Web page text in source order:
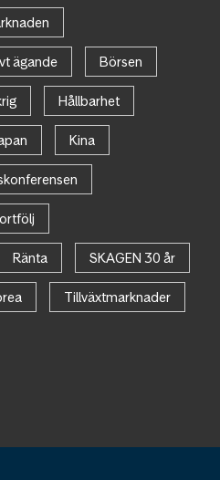
ägande Börsen
Hållbarhet
Kina
Ränta SKAGEN 30 år
Tillväxtmarknader